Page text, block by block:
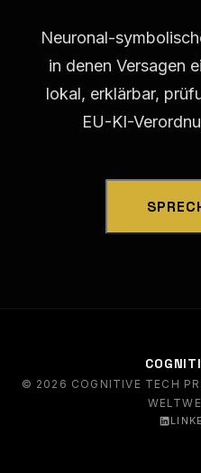
Neuronal-
in denen Versagen
lokal, erklärbar,
EU-KI-
© 2026 COGNITIVE TECH
LINKEDIN ↗X ↗